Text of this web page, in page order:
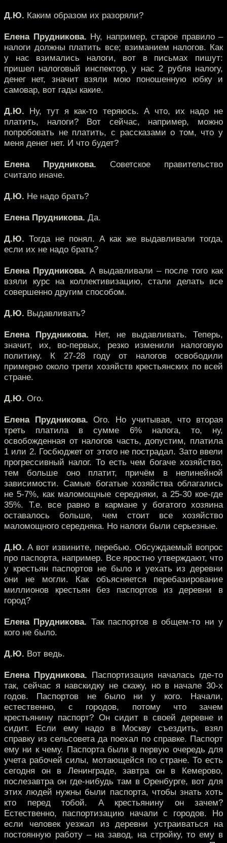
Д.Ю. Каким образом их разоряли?
Елена Прудникова. Ну, например, старое правило –
налоги должны платить все; взиманием налогов. Как
у нас взимались налоги, вот в письмах пишут:
пришел налоговый инспектор, у нас 2 рубля налогу,
денег нет, значит взяли мою поношенную юбку и
самовар, вот гады какие.
Д.Ю. Ну, тут я как-то теряюсь. А что, их надо не
платить, налоги? Вот сейчас, например, можно
попробовать не платить, с рассказами о том, что у
меня денег нет. И что будет?
Елена Прудникова. Советское правительство
считало иначе.
Д.Ю. Не надо брать?
Елена Прудникова. Да.
Д.Ю. Тогда не понял. А как же выдавливали тогда,
если их не надо брать?
Елена Прудникова. А выдавливали – после того как
взяли курс на коллективизацию, стали делать все
совершенно другим способом.
Д.Ю. Выдавливать?
Елена Прудникова. Нет, не выдавливать. Теперь,
значит, их, во-первых, резко изменили налоговую
политику. К 27-28 году от налогов освободили
примерно около трети хозяйств крестьянских по всей
стране.
Д.Ю. Ого.
Елена Прудникова. Ого. Но учитывая, что вторая
треть платила в сумме 6% налога, то, ну,
освобожденная от налогов часть, допустим, платила
1 или 2. Госбюджет от этого не пострадал. Зато ввели
прогрессивный налог. То есть чем богаче хозяйство,
тем больше оно платит, причём в нелинейной
зависимости. Самые богатые хозяйства облагались
не 5-7%, как маломощные середняки, а 25-30 кое-где
35%. Т.е. все равно в кармане у богатого хозяина
оставалось больше, чем стоит все хозяйство
маломощного середняка. Но налоги были серьезные.
Д.Ю. А вот извините, перебью. Обсуждаемый вопрос
про паспорта, например. Все яростно утверждают, что
у крестьян паспортов не было и уехать из деревни
они не могли. Как объясняется перебазирование
миллионов крестьян без паспортов из деревни в
город?
Елена Прудникова. Так паспортов в общем-то ни у
кого не было.
Д.Ю. Вот ведь.
Елена Прудникова. Паспортизация началась где-то
так, сейчас я навскидку не скажу, но в начале 30-х
годов. Паспортов не было ни у кого. Начали,
естественно, с городов, потому что зачем
крестьянину паспорт? Он сидит в своей деревне и
сидит. Если ему надо в Москву съездить, взял
справку из сельсовета да поехал по справке. Паспорт
ему ни к чему. Паспорта были в первую очередь для
учета рабочей силы, мотающейся по стране. То есть
сегодня он в Ленинграде, завтра он в Кемерово,
послезавтра он где-нибудь там в Оренбурге, вот для
этих людей нужны были паспорта, чтобы знать хоть
кто перед тобой. А крестьянину он зачем?
Естественно, паспортизацию начали с городов. Но
если человек уезжал из деревни устраиваться на
постоянную работу – на завод, на стройку, то ему в